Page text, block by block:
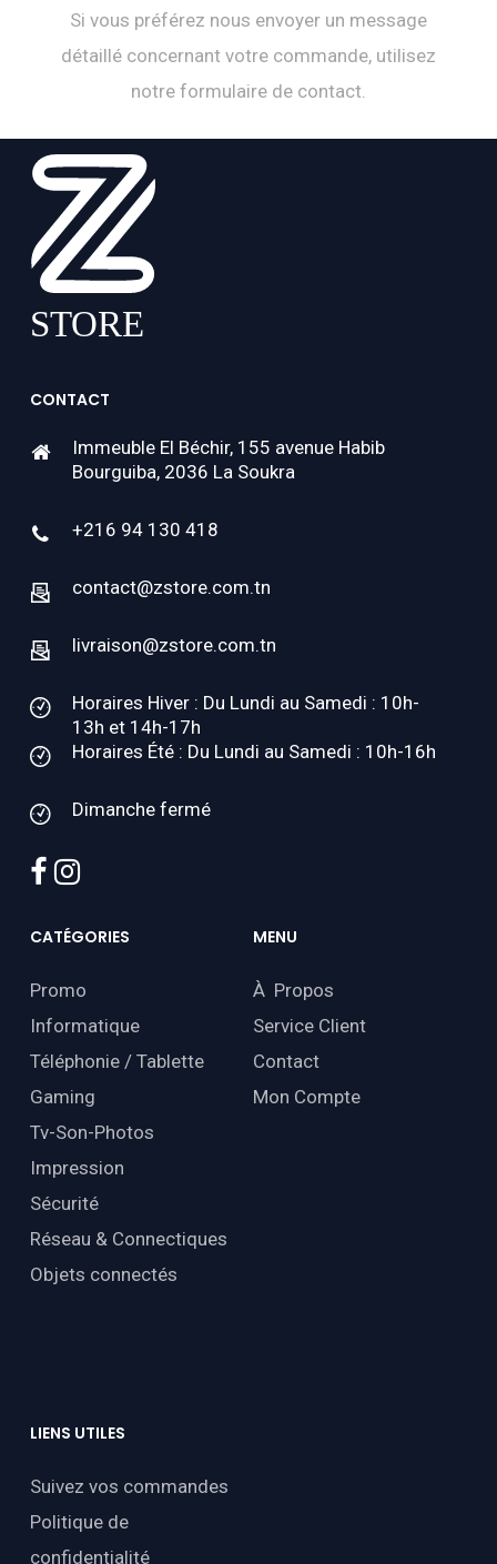
Si vous préférez nous envoyer un message
détaillé concernant votre commande, utilisez
notre formulaire de contact.
CONTACT
Immeuble El Béchir, 155 avenue Habib
Bourguiba, 2036 La Soukra
+216 94 130 418
contact@zstore.com.tn
livraison@zstore.com.tn
Horaires Hiver : Du Lundi au Samedi : 10h-
13h et 14h-17h
Horaires Été : Du Lundi au Samedi : 10h-16h
Dimanche fermé
facebook
instagram
CATÉGORIES
Promo
Informatique
Téléphonie / Tablette
Gaming
Tv-Son-Photos
Impression
Sécurité
Réseau & Connectiques
Objets connectés
MENU
À Propos
Service Client
Contact
Mon Compte
LIENS UTILES
Suivez vos commandes
Politique de
confidentialité